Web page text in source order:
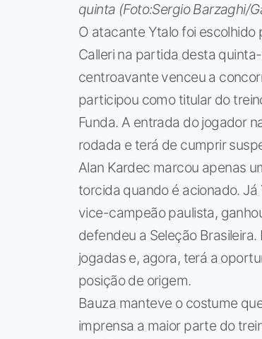
quinta (Foto:Sergio Barzaghi/
O atacante Ytalo foi
Calleri na partida desta
centroavante venceu a
participou como titular do
Funda. A entrada do jogador
rodada e terá de cumprir
Alan Kardec marcou apenas
torcida quando é acionado.
vice-campeão paulista,
defendeu a Seleção
jogadas e, agora, terá a
posição de origem.
Bauza manteve o costume
imprensa a maior parte do